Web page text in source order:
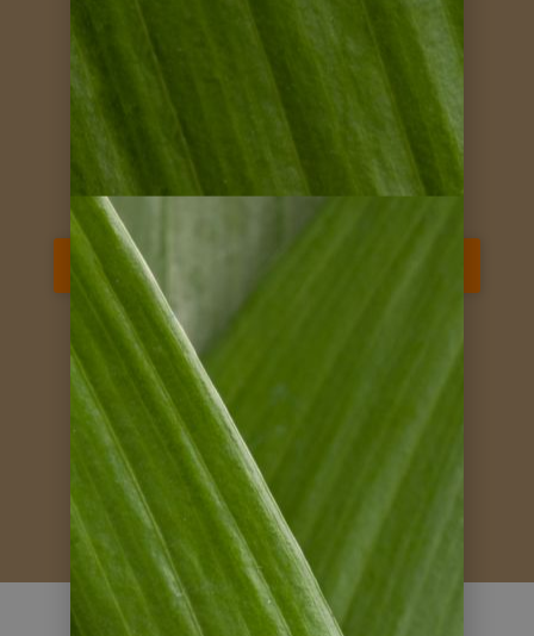
die schönen Fotos! Wir werden dir
gerne eine Auswahl schicken!
Herzlich Elisabeth
2018
Costa Rica Naturreise
weitere Kundenstimmen ansehen
Reise jetzt anfragen